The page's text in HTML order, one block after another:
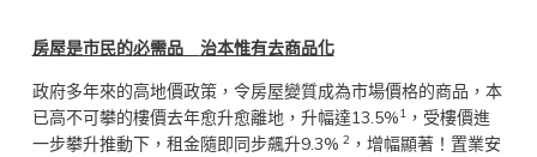
房屋是市民的必需品 治本惟有去商品化
政府多年來的高地價政策，令房屋變質成為市場價格的商品，本
已高不可攀的樓價去年愈升愈離地，升幅達13.5%1，受樓價進
一步攀升推動下，租金隨即同步飆升9.3% 2，增幅顯著！置業安